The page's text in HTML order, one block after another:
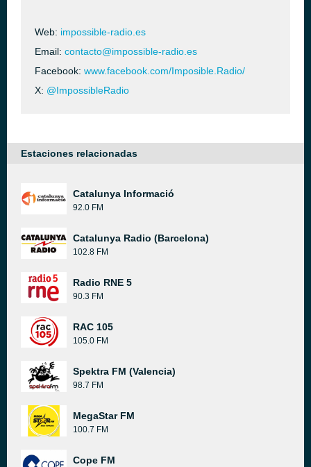
Web: impossible-radio.es
Email: contacto@impossible-radio.es
Facebook: www.facebook.com/Imposible.Radio/
X: @ImpossibleRadio
Estaciones relacionadas
Catalunya Informació
92.0 FM
Catalunya Radio (Barcelona)
102.8 FM
Radio RNE 5
90.3 FM
RAC 105
105.0 FM
Spektra FM (Valencia)
98.7 FM
MegaStar FM
100.7 FM
Cope FM